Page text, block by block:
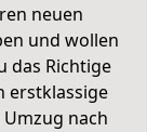
neuen
und wollen
das Richtige
erstklassige
nach